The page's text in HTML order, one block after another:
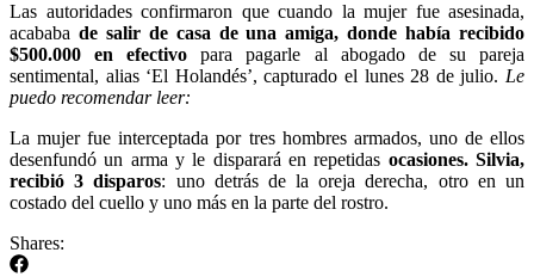
Las autoridades confirmaron que cuando la mujer fue asesinada,
acababa de salir de casa de una amiga, donde había recibido
$500.000 en efectivopara pagarle al abogado de su pareja
sentimental, alias ‘El Holandés’, capturado el lunes 28 de julio. Le
puedo recomendar leer:
La mujer fue interceptada por tres hombres armados, uno de ellos
desenfundó un arma y le disparará en repetidas ocasiones. Silvia,
recibió 3 disparos: uno detrás de la oreja derecha, otro en un
costado del cuello y uno más en la parte del rostro.
Shares: